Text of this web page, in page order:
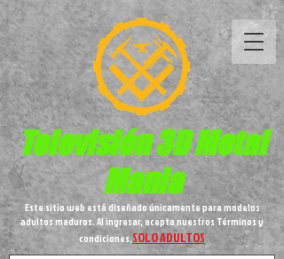
Televisión 3DMetal
Mania
Este sitio web está diseñado únicamente para modelos
adultos maduros. Al ingresar, acepta nuestros Términos y
condiciones,SOLO ADULTOS